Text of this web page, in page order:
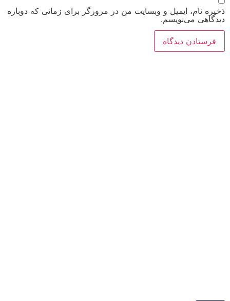
ذخیره نام، ایمیل و وبسایت من در مرورگر برای زمانی که دوباره
دیدگاهی می‌نویسم.